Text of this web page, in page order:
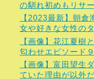
の馴れ初めもリサー
【2023最新】朝
女や好きな女性の
【画像】花江夏樹
匂わせエピソード９
【画像】富田望生
ていた理由が以外だ